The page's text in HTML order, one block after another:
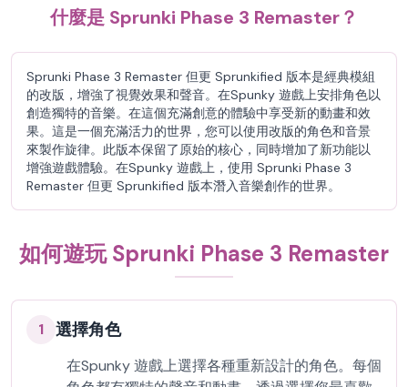
什麼是 Sprunki Phase 3 Remaster？
Sprunki Phase 3 Remaster 但更 Sprunkified 版本是經典模組
的改版，增強了視覺效果和聲音。在Spunky 遊戲上安排角色以
創造獨特的音樂。在這個充滿創意的體驗中享受新的動畫和效
果。這是一個充滿活力的世界，您可以使用改版的角色和音景
來製作旋律。此版本保留了原始的核心，同時增加了新功能以
增強遊戲體驗。在Spunky 遊戲上，使用 Sprunki Phase 3
Remaster 但更 Sprunkified 版本潛入音樂創作的世界。
如何遊玩 Sprunki Phase 3 Remaster
1 選擇角色
在Spunky 遊戲上選擇各種重新設計的角色。每個